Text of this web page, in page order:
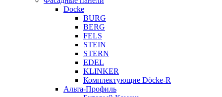
Docke
BURG
BERG
FELS
STEIN
STERN
EDEL
KLINKER
Комплектующие Döcke-R
Альта-Профиль